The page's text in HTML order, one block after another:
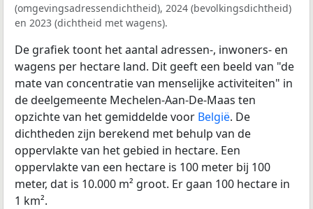
(omgevingsadressendichtheid), 2024 (bevolkingsdichtheid)
en 2023 (dichtheid met wagens).
De grafiek toont het aantal adressen-, inwoners- en
wagens per hectare land. Dit geeft een beeld van "de
mate van concentratie van menselijke activiteiten" in
de deelgemeente Mechelen-Aan-De-Maas ten
opzichte van het gemiddelde voor België. De
dichtheden zijn berekend met behulp van de
oppervlakte van het gebied in hectare. Een
oppervlakte van een hectare is 100 meter bij 100
meter, dat is 10.000 m² groot. Er gaan 100 hectare in
1 km².